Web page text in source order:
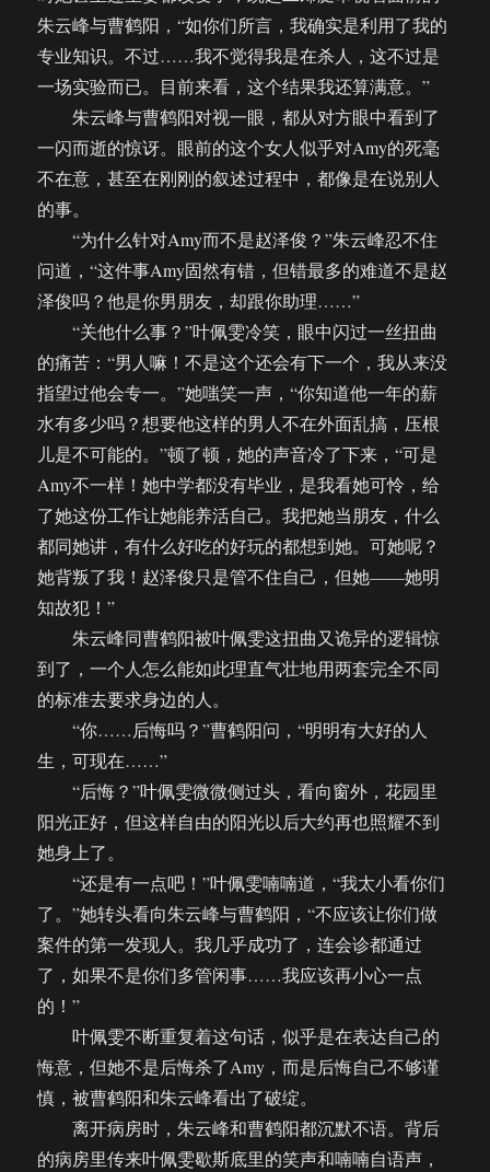
朱云峰与曹鹤阳，“如你们所言，我确实是利用了我的
专业知识。不过……我不觉得我是在杀人，这不过是
一场实验而已。目前来看，这个结果我还算满意。”
朱云峰与曹鹤阳对视一眼，都从对方眼中看到了
一闪而逝的惊讶。眼前的这个女人似乎对Amy的死毫
不在意，甚至在刚刚的叙述过程中，都像是在说别人
的事。
“为什么针对Amy而不是赵泽俊？”朱云峰忍不住
问道，“这件事Amy固然有错，但错最多的难道不是赵
泽俊吗？他是你男朋友，却跟你助理……”
“关他什么事？”叶佩雯冷笑，眼中闪过一丝扭曲
的痛苦：“男人嘛！不是这个还会有下一个，我从来没
指望过他会专一。”她嗤笑一声，“你知道他一年的薪
水有多少吗？想要他这样的男人不在外面乱搞，压根
儿是不可能的。”顿了顿，她的声音冷了下来，“可是
Amy不一样！她中学都没有毕业，是我看她可怜，给
了她这份工作让她能养活自己。我把她当朋友，什么
都同她讲，有什么好吃的好玩的都想到她。可她呢？
她背叛了我！赵泽俊只是管不住自己，但她——她明
知故犯！”
朱云峰同曹鹤阳被叶佩雯这扭曲又诡异的逻辑惊
到了，一个人怎么能如此理直气壮地用两套完全不同
的标准去要求身边的人。
“你……后悔吗？”曹鹤阳问，“明明有大好的人
生，可现在……”
“后悔？”叶佩雯微微侧过头，看向窗外，花园里
阳光正好，但这样自由的阳光以后大约再也照耀不到
她身上了。
“还是有一点吧！”叶佩雯喃喃道，“我太小看你们
了。”她转头看向朱云峰与曹鹤阳，“不应该让你们做
案件的第一发现人。我几乎成功了，连会诊都通过
了，如果不是你们多管闲事……我应该再小心一点
的！”
叶佩雯不断重复着这句话，似乎是在表达自己的
悔意，但她不是后悔杀了Amy，而是后悔自己不够谨
慎，被曹鹤阳和朱云峰看出了破绽。
离开病房时，朱云峰和曹鹤阳都沉默不语。背后
的病房里传来叶佩雯歇斯底里的笑声和喃喃自语声，